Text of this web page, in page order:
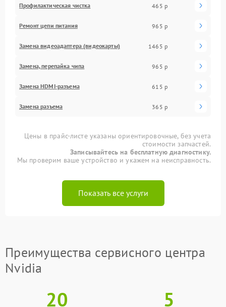
Профилактическая чистка 465 р
Ремонт цепи питания 965 р
Замена видеоадаптера (видеокарты) 1465 р
Замена, перепайка чипа 965 р
Замена HDMI-разъема 615 р
Замена разъема 365 р
Цены в прайс-листе указаны ориентировочные, без учета
стоимости запчастей.
Записывайтесь на бесплатную диагностику.
Мы проверим ваше устройство и укажем на неисправность.
Показать все услуги
Преимущества сервисного центра
Nvidia
20 5